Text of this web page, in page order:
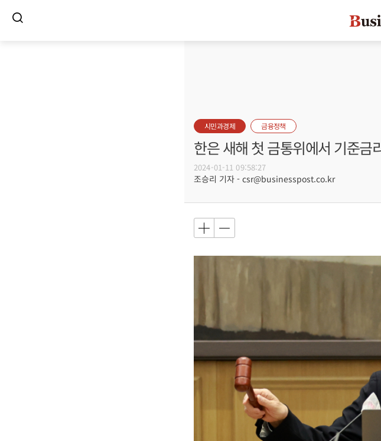
시민과경제 금융정책
한은 새해 첫 금통위에서 기준금
2024-01-11 09:58:27
조승리 기자 - csr@businesspost.co.kr